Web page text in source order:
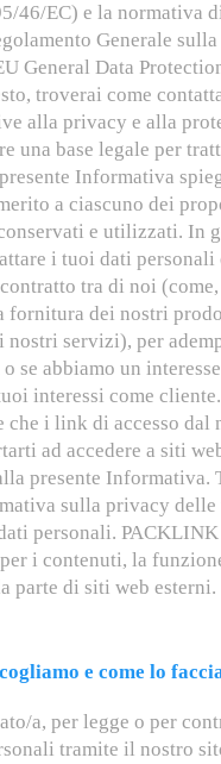
46/EC) e la normativa
Generale
General Data
troverai come
alla privacy e alla
una base legale per
Informativa
a ciascuno dei
e utilizzati. In
i tuoi dati personali
tra di noi (come,
fornitura dei nostri
nostri servizi), per
se abbiamo un
interessi come
che i link di accesso dal
ad accedere a siti
presente Informativa.
sulla privacy delle
personali.
i contenuti, la
parte di siti web esterni.
e come lo
a, per legge o per
tramite il nostro